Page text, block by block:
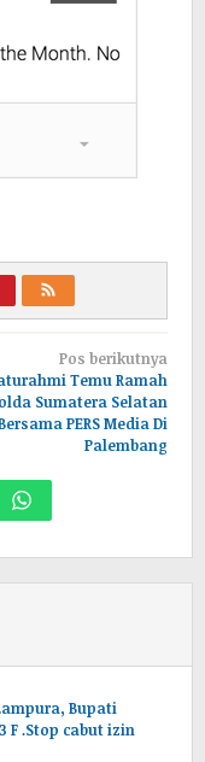
Pos berikutnya
Temu Ramah
Sumatera Selatan
PERS Media Di
Palembang
Bupati
F .Stop cabut izin